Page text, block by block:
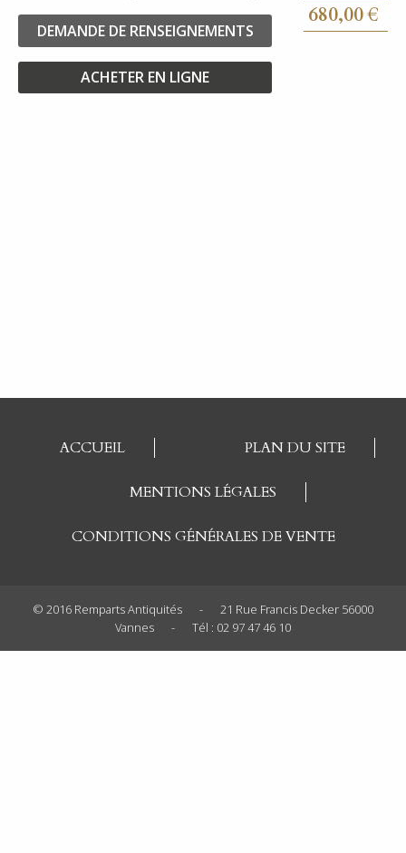
DEMANDE DE RENSEIGNEMENTS
680,00€
ACHETER EN LIGNE
ACCUEIL PLAN DU SITE
MENTIONS LÉGALES
CONDITIONS GÉNÉRALES DE VENTE
© 2016 Remparts Antiquités -
21 Rue Francis Decker 56000
Vannes
- Tél : 02 97 47 46 10